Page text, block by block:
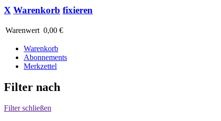
X Warenkorb fixieren
Warenwert 0,00 €
Warenkorb
Abonnements
Merkzettel
Filter nach
Filter schließen